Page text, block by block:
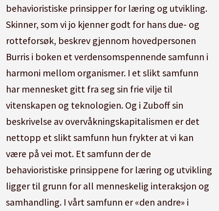
behavioristiske prinsipper for læring og utvikling.
Skinner, som vi jo kjenner godt for hans due- og
rotteforsøk, beskrev gjennom hovedpersonen
Burris i boken et verdensomspennende samfunn i
harmoni mellom organismer. I et slikt samfunn
har mennesket gitt fra seg sin frie vilje til
vitenskapen og teknologien. Og i Zuboff sin
beskrivelse av overvåkningskapitalismen er det
nettopp et slikt samfunn hun frykter at vi kan
være på vei mot. Et samfunn der de
behavioristiske prinsippene for læring og utvikling
ligger til grunn for all menneskelig interaksjon og
samhandling. I vårt samfunn er «den andre» i